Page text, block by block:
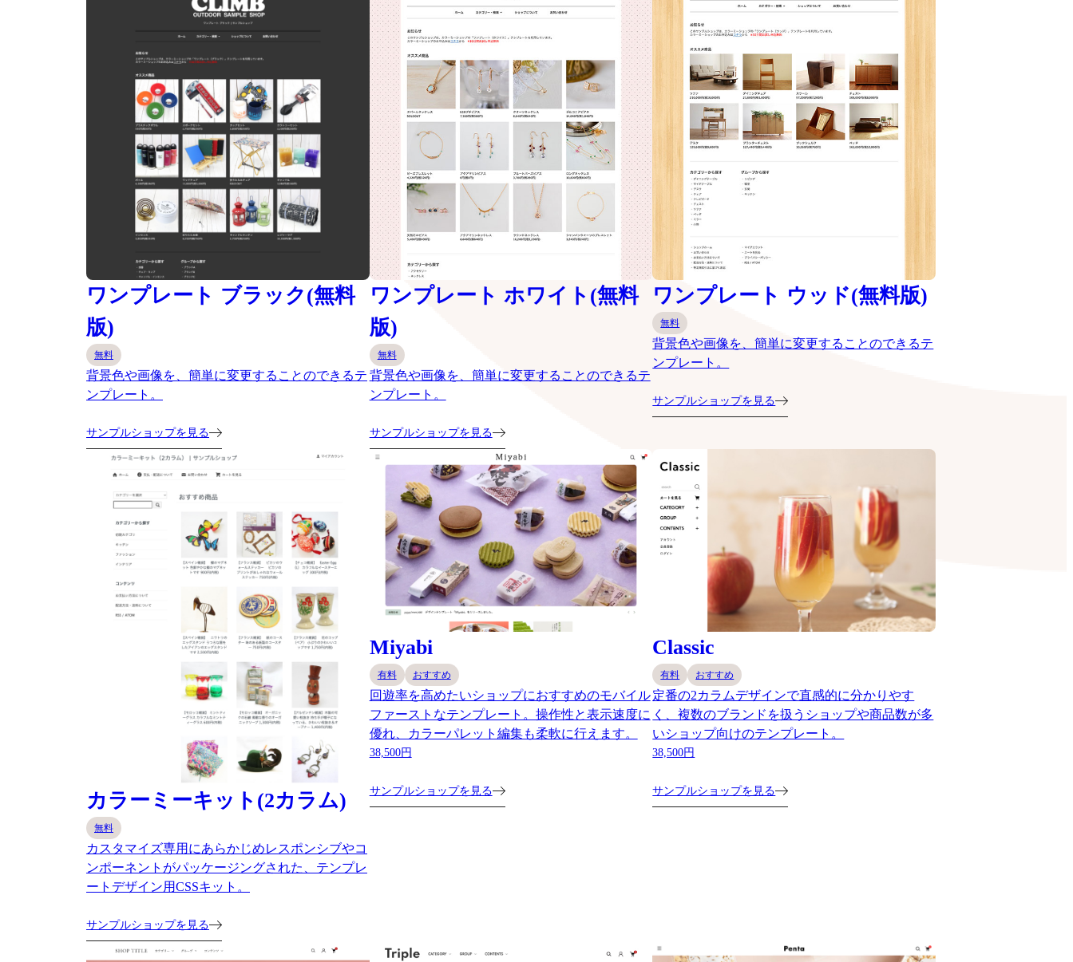
ワンプレート ブラック(無料
版)
無料
背景色や画像を、簡単に変更することのできるテ
ンプレート。
サンプルショップを見る
ワンプレート ホワイト(無料
版)
無料
背景色や画像を、簡単に変更することのできるテ
ンプレート。
サンプルショップを見る
ワンプレート ウッド(無料版)
無料
背景色や画像を、簡単に変更することのできるテ
ンプレート。
サンプルショップを見る
カラーミーキット(2カラム)
無料
カスタマイズ専用にあらかじめレスポンシブやコ
ンポーネントがパッケージングされた、テンプレ
ートデザイン用CSSキット。
サンプルショップを見る
Miyabi
有料 おすすめ
回遊率を高めたいショップにおすすめのモバイル
ファーストなテンプレート。操作性と表示速度に
優れ、カラーパレット編集も柔軟に行えます。
38,500円
サンプルショップを見る
Classic
有料 おすすめ
定番の2カラムデザインで直感的に分かりやす
く、複数のブランドを扱うショップや商品数が多
いショップ向けのテンプレート。
38,500円
サンプルショップを見る